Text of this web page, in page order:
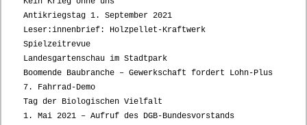
Antikriegstag 1. September 2021
Leser:innenbrief: Holzpellet-Kraftwerk
Spielzeitrevue
Landesgartenschau im Stadtpark
Boomende Baubranche – Gewerkschaft fordert Lohn-Plus
7. Fahrrad-Demo
Tag der Biologischen Vielfalt
1. Mai 2021 – Aufruf des DGB-Bundesvorstands